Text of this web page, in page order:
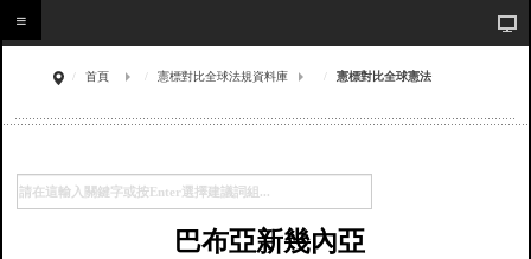
首頁 憲標對比全球法規資料庫 憲標對比全球憲法
巴布亞新幾內亞